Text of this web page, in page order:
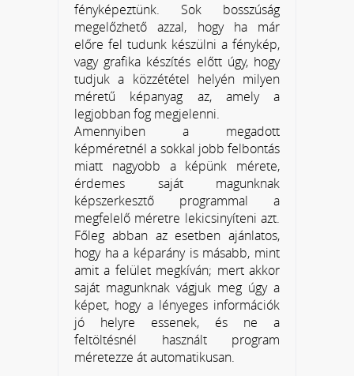
fényképeztünk. Sok bosszúság
megelőzhető azzal, hogy ha már
előre fel tudunk készülni a fénykép,
vagy grafika készítés előtt úgy, hogy
tudjuk a közzététel helyén milyen
méretű képanyag az, amely a
legjobban fog megjelenni.
Amennyiben a megadott
képméretnél a sokkal jobb felbontás
miatt nagyobb a képünk mérete,
érdemes saját magunknak
képszerkesztő programmal a
megfelelő méretre lekicsinyíteni azt.
Főleg abban az esetben ajánlatos,
hogy ha a képarány is másabb, mint
amit a felület megkíván; mert akkor
saját magunknak vágjuk meg úgy a
képet, hogy a lényeges információk
jó helyre essenek, és ne a
feltöltésnél használt program
méretezze át automatikusan.